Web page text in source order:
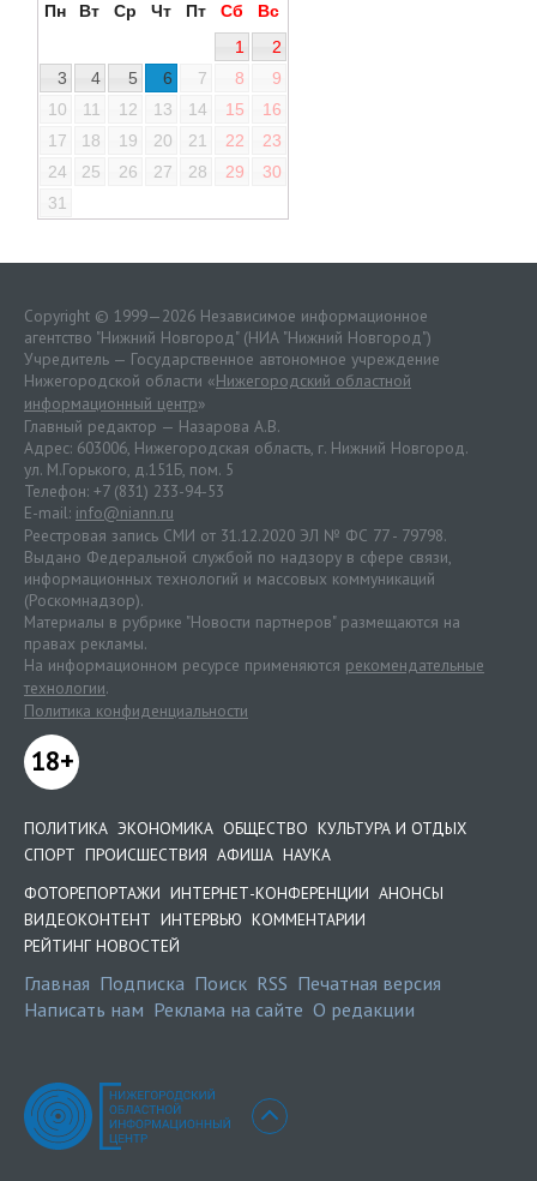
Пн Вт Ср Чт Пт Сб
Вс
1
2
3
4 5 6 7 8
9
10
11 12 13 14 15
16
17
18 19 20 21 22
23
24
25 26 27 28 29
30
31
Copyright © 1999—2026 Независимое информационное
агентство "Нижний Новгород" (НИА "Нижний Новгород")
Учредитель — Государственное автономное учреждение
Нижегородской области «Нижегородский областной
информационный центр»
Главный редактор — Назарова А.В.
Адрес: 603006, Нижегородская область, г. Нижний Новгород.
ул. М.Горького, д.151Б, пом. 5
Телефон: +7 (831) 233-94-53
E-mail: info@niann.ru
Реестровая запись СМИ от 31.12.2020 ЭЛ № ФС 77 - 79798.
Выдано Федеральной службой по надзору в сфере связи,
информационных технологий и массовых коммуникаций
(Роскомнадзор).
Материалы в рубрике "Новости партнеров" размещаются на
правах рекламы.
На информационном ресурсе применяются рекомендательные
технологии.
Политика конфиденциальности
18+
ПОЛИТИКА ЭКОНОМИКА ОБЩЕСТВО КУЛЬТУРА И ОТДЫХ
СПОРТ ПРОИСШЕСТВИЯ АФИША НАУКА
ФОТОРЕПОРТАЖИ ИНТЕРНЕТ-КОНФЕРЕНЦИИ АНОНСЫ
ВИДЕОКОНТЕНТ ИНТЕРВЬЮ КОММЕНТАРИИ
РЕЙТИНГ НОВОСТЕЙ
Главная Подписка Поиск RSS Печатная версия
Написать нам Реклама на сайте О редакции